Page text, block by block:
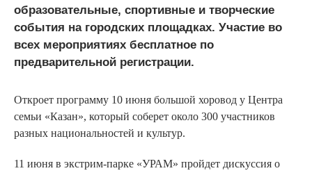
образовательные, спортивные и творческие
события на городских площадках. Участие во
всех мероприятиях бесплатное по
предварительной регистрации.
Откроет программу 10 июня большой хоровод у Центра
семьи «Казан», который соберет около 300 участников
разных национальностей и культур.
11 июня в экстрим-парке «УРАМ» пройдет дискуссия о